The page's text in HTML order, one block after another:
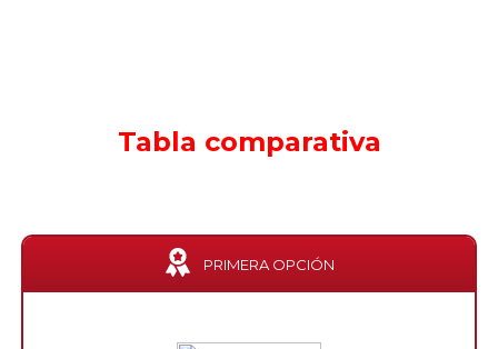
Tabla comparativa
PRIMERA OPCIÓN